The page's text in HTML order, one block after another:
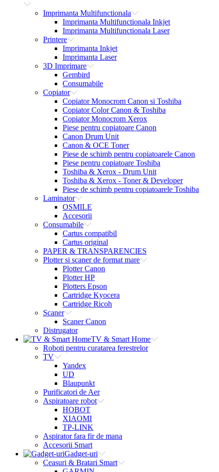
Imprimanta Multifunctionala
Imprimanta Multifunctionala Inkjet
Imprimanta Multifunctionala Laser
Printere
Imprimanta Inkjet
Imprimanta Laser
3D Imprimare
Gembird
Consumabile
Copiator
Copiator Monocrom Canon si Toshiba
Copiator Color Canon & Toshiba
Copiator Monocrom Xerox
Piese pentru copiatoare Canon
Canon Drum Unit
Canon & OCE Toner
Piese de schimb pentru copiatoarele Canon
Piese pentru copiatoare Toshiba
Toshiba & Xerox - Drum Unit
Toshiba & Xerox - Toner & Developer
Piese de schimb pentru copiatoarele Toshiba
Laminator
OSMILE
Accesorii
Consumabile
Cartus compatibil
Cartus original
PAPER & TRANSPARENCIES
Plotter si scaner de format mare
Plotter Canon
Plotter HP
Plotters Epson
Cartridge Kyocera
Cartridge Ricoh
Scaner
Scaner Canon
Distrugator
TV & Smart Home
Roboti pentru curatarea ferestrelor
TV
Yandex
UD
Blaupunkt
Purificatori de Aer
Aspiratoare robot
HOBOT
XIAOMI
TP-LINK
Aspirator fara fir de mana
Accesorii Smart
Gadget-uri
Ceasuri & Bratari Smart